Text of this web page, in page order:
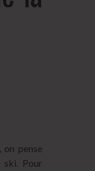
on pense
Pour